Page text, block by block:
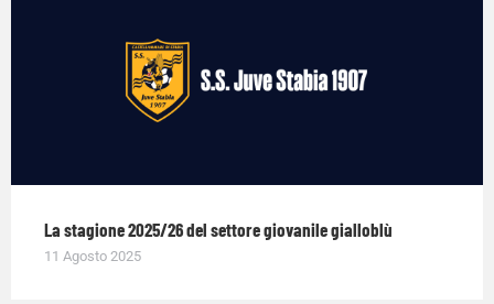
La stagione 2025/26 del settore giovanile gialloblù
11 Agosto 2025